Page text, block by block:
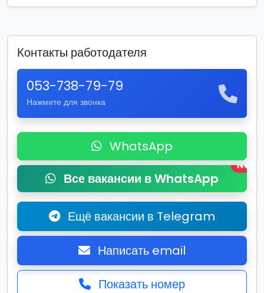
Контакты работодателя
053-738-79-79
Нажмите для звонка
WhatsApp
Все вакансии в WhatsApp
New
Ещё вакансии в Telegram
Написать email
Показать номер